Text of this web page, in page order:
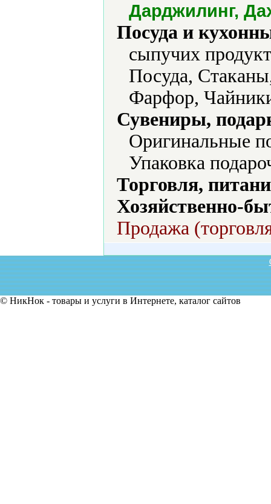
Дарджилинг,
Посуда и
сыпучих
Посуда,
Фарфор,
Сувениры,
Оригинальные
Упаковка
Торговля,
Хозяйственно-
Продажа
© НикНок - товары и услуги в Интернете, каталог сайтов